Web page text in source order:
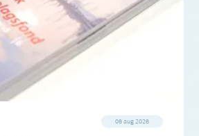
06 aug 2026